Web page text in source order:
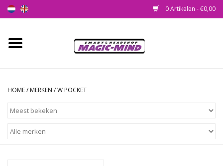
0 Artikelen - €0,00
Home
Headshop
HOME/ MERKEN /W POCKET